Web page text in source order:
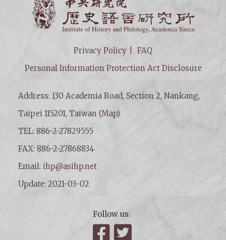
Privacy Policy
FAQ
Personal Information Protection Act Disclosure
Address: 130 Academia Road, Section 2, Nankang,
Taipei 115201, Taiwan (Map)
TEL: 886-2-27829555
FAX: 886-2-27868834
Email: ihp@asihp.net
Update: 2021-03-02
Follow us:
Facebook